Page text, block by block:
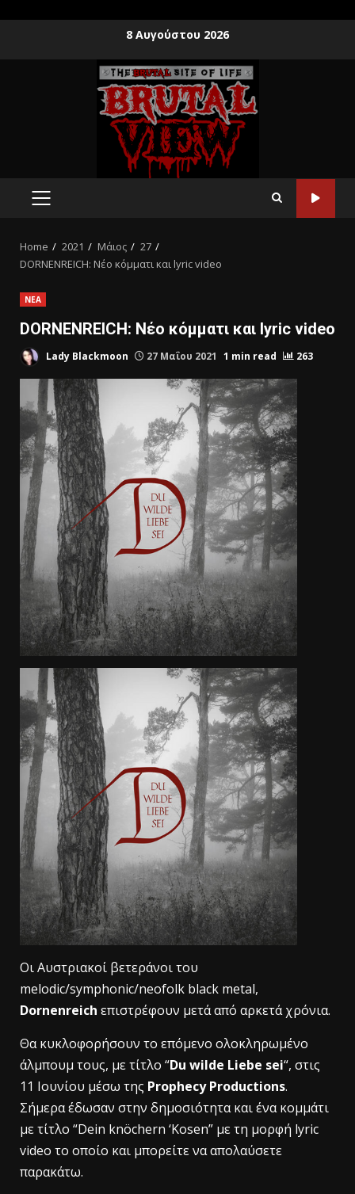
8 Αυγούστου 2026
Home 2021 Μάιος
27
DORNENREICH: Νέο κόμματι και lyric video
ΝΕΑ
DORNENREICH: Νέο κόμματι και lyric video
Lady Blackmoon 27 Μαΐου 2021 1 min read 263
Οι Αυστριακοί βετεράνοι του
melodic/symphonic/neofolk black metal,
Dornenreich επιστρέφουν μετά από αρκετά χρόνια.
Θα κυκλοφορήσουν το επόμενο ολοκληρωμένο
άλμπουμ τους, με τίτλο “Du wilde Liebe sei“, στις
11 Ιουνίου μέσω της Prophecy Productions.
Σήμερα έδωσαν στην δημοσιότητα και ένα κομμάτι
με τίτλο “Dein knöchern ‘Kosen” με τη μορφή lyric
video το οποίο και μπορείτε να απολαύσετε
παρακάτω.